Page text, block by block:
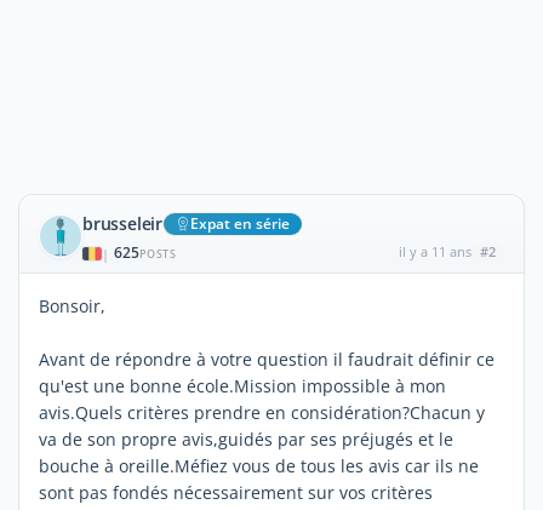
brusseleir Expat en série
| 625POSTS il y a 11 ans #2
Bonsoir,
Avant de répondre à votre question il faudrait définir ce
qu'est une bonne école.Mission impossible à mon
avis.Quels critères prendre en considération?Chacun y
va de son propre avis,guidés par ses préjugés et le
bouche à oreille.Méfiez vous de tous les avis car ils ne
sont pas fondés nécessairement sur vos critères